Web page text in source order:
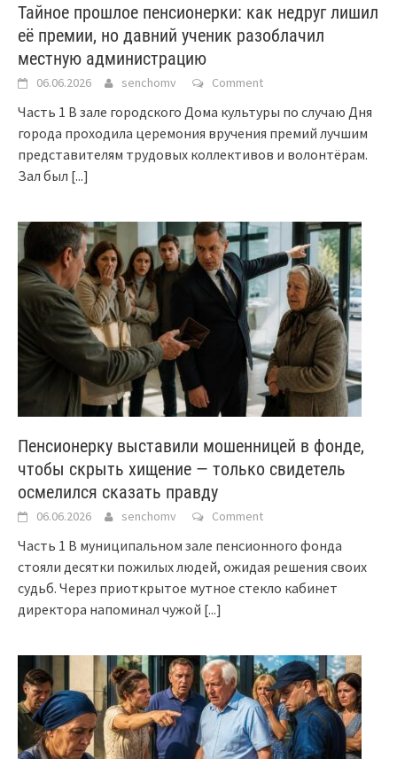
Тайное прошлое пенсионерки: как недруг лишил
её премии, но давний ученик разоблачил
местную администрацию
06.06.2026 senchomv Comment
Часть 1 В зале городского Дома культуры по случаю Дня
города проходила церемония вручения премий лучшим
представителям трудовых коллективов и волонтёрам.
Зал был [...]
Пенсионерку выставили мошенницей в фонде,
чтобы скрыть хищение — только свидетель
осмелился сказать правду
06.06.2026 senchomv Comment
Часть 1 В муниципальном зале пенсионного фонда
стояли десятки пожилых людей, ожидая решения своих
судьб. Через приоткрытое мутное стекло кабинет
директора напоминал чужой [...]